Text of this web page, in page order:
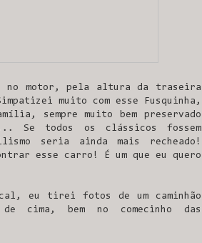
no motor, pela altura da traseira
muito com esse Fusquinha,
sempre muito bem preservado
Se todos os clássicos fossem
seria ainda mais recheado!
esse carro! É um que eu quero
eu tirei fotos de um caminhão
cima, bem no comecinho das